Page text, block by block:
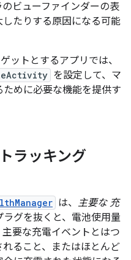
ビューファインダーの表
たりする原因になる可能
ットとするアプリでは、
を設定して、マ
めに必要な機能を提供す
ラッキング
は、 主要な 充
グを抜くと、電池使用量
要な充電イベントとはつ
ること、またはほとんど